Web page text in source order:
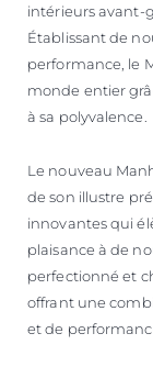
intérieurs avant-
Établissant de
performance, le
monde entier
à sa polyvalence.
Le nouveau
de son illustre
innovantes qui
plaisance à de
perfectionné et
offrant une
et de